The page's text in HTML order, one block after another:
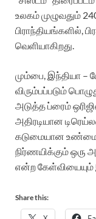
உலகம் முழுவதும்
பிராந்தியங்களில்,
வெளியாகிறது.
மும்பை, இந்தியா –
விரும்பப்படும்
அடுத்த ப்ரைம்
அதிரடியான
கடுமையான
நிர்ணயிக்கும் ஒரு
என்ற கேள்வியையும்
Share this: